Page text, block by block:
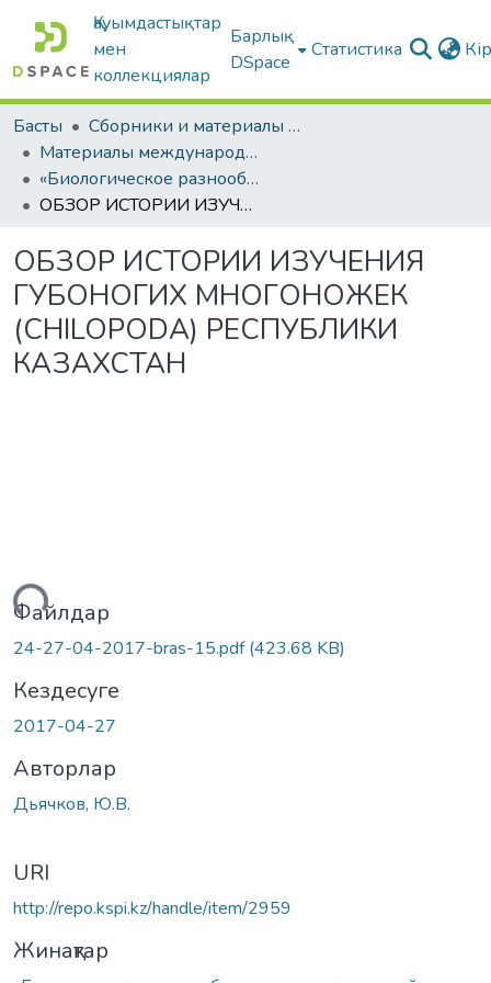
Қауымдастықтар
мен
коллекциялар
Барлық
DSpace
Статистика
Басты
Сборники и материалы конференций
Материалы международных научно-практических конференций
«Биологическое разнообразие азиатских степей»
ОБЗОР ИСТОРИИ ИЗУЧЕНИЯ ГУБОНОГИХ МНОГОНОЖЕК (CHILOPODA) РЕСПУБЛИКИ КАЗАХСТАН
ОБЗОР ИСТОРИИ ИЗУЧЕНИЯ
ГУБОНОГИХ МНОГОНОЖЕК
(CHILOPODA) РЕСПУБЛИКИ
КАЗАХСТАН
Жүктеу...
Файлдар
24-27-04-2017-bras-15.pdf(423.68 KB)
Кездесуге
2017-04-27
Авторлар
Дьячков, Ю.В.
URI
http://repo.kspi.kz/handle/item/2959
Жинақтар